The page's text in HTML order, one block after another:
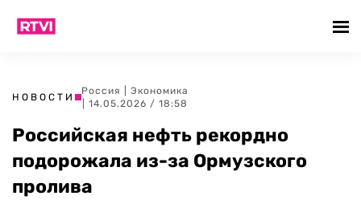
НОВОСТИ
Россия
Экономика
| 14.05.2026 / 18:58
Российская нефть рекордно
подорожала из-за Ормузского
пролива